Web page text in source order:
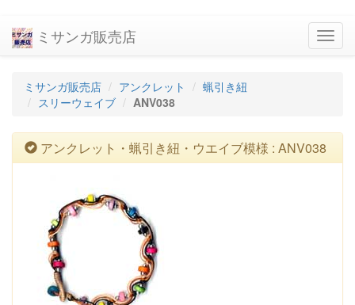
ミサンガ販売店
ミサンガ販売店 アンクレット
蝋引き紐
スリーウェイブ
ANV038
アンクレット・蝋引き紐・ウエイブ模様 : ANV038